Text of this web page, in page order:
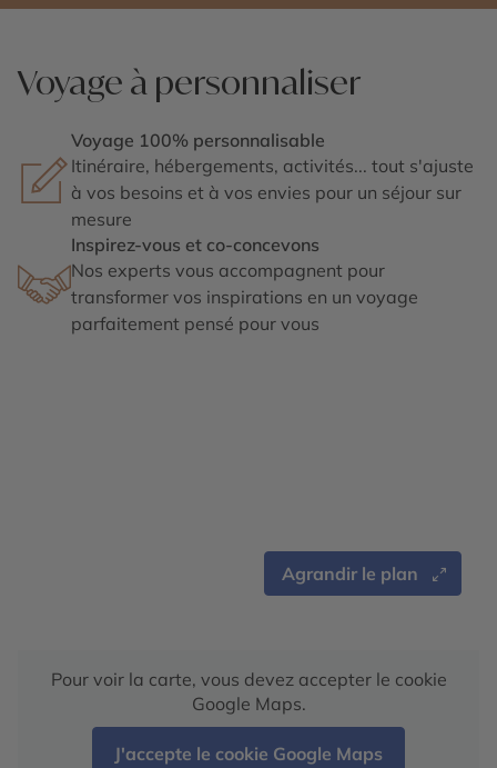
Voyage à personnaliser
Voyage 100% personnalisable
Itinéraire, hébergements, activités... tout s'ajuste
à vos besoins et à vos envies pour un séjour sur
mesure
Inspirez-vous et co-concevons
Nos experts vous accompagnent pour
transformer vos inspirations en un voyage
parfaitement pensé pour vous
Agrandir le plan
Pour voir la carte, vous devez accepter le cookie
Google Maps.
J'accepte le cookie Google Maps